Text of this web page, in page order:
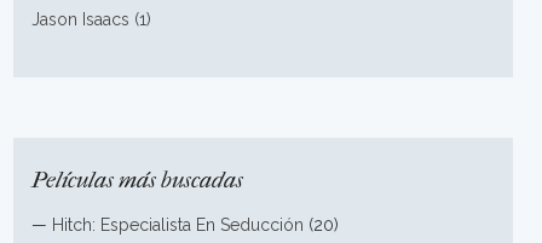
Jason Isaacs (1)
Películas más buscadas
— Hitch: Especialista En Seducción (20)